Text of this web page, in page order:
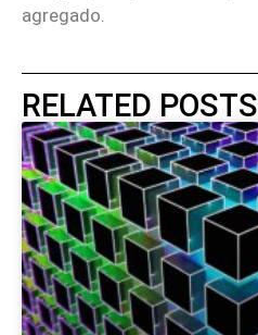
agregado.
RELATED POSTS